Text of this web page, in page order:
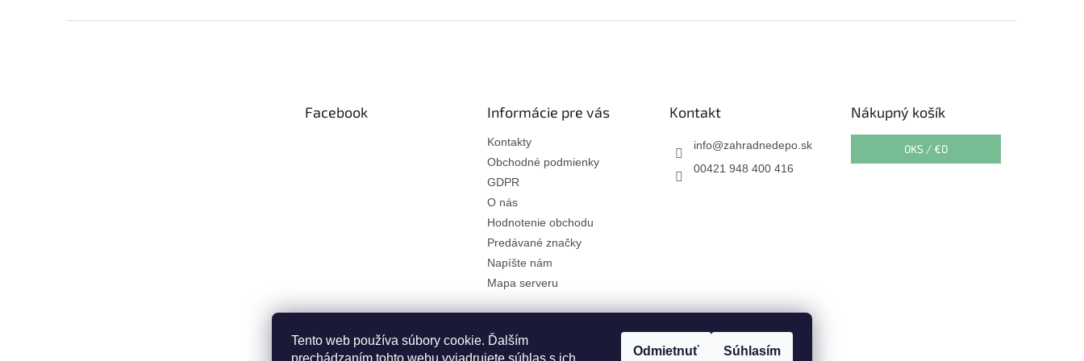
Tento web používa súbory cookie. Ďalším
prechádzaním tohto webu vyjadrujete súhlas s ich
Odmietnuť Súhlasím
Facebook Informácie pre vás
Kontakty
Obchodné podmienky
GDPR
O nás
Hodnotenie obchodu
Predávané značky
Napíšte nám
Mapa serveru
Kontakt
info@zahradnedepo.sk
00421 948 400 416
Nákupný košík
0KS / €0